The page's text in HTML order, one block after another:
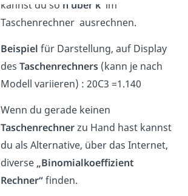
kannst du so n über k im
Taschenrechner ausrechnen.
Beispiel für Darstellung, auf Display
desTaschenrechners (kann je nach
Modell variieren) : 20C3 =1.140
Wenn du gerade keinen
Taschenrechnerzu Hand hast kannst
du als Alternative, über das Internet,
diverse „Binomialkoeffizient
Rechner“finden.